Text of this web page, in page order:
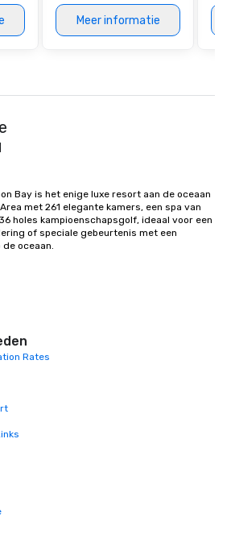
Meer informatie
Bay is het enige luxe resort aan de oceaan
met 261 elegante kamers, een spa van
holes kampioenschapsgolf, ideaal voor een
of speciale gebeurtenis met een
oceaan.
Rates